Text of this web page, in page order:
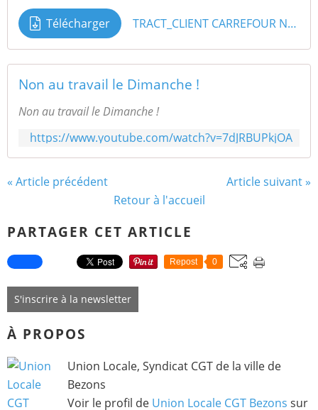
Télécharger TRACT_CLIENT CARREFOUR NON AU TRAVAIL LE DIMANCHE
Non au travail le Dimanche !
Non au travail le Dimanche !
https://www.youtube.com/watch?v=7dJRBUPkjOA
« Article précédent
Article suivant »
Retour à l'accueil
PARTAGER CET ARTICLE
Repost 0
S'inscrire à la newsletter
À PROPOS
Union Locale, Syndicat CGT de la ville de
Bezons
Voir le profil de Union Locale CGT Bezons sur